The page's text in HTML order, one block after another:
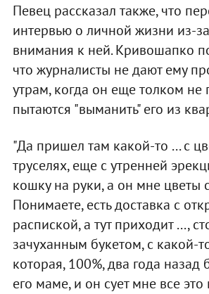
Певец рассказал также, что
интервью о личной жизни из-
внимания к ней. Кривошапко
что журналисты не дают ему
утрам, когда он еще толком не
пытаются "выманить" его из
"Да пришел там какой-то ... с
труселях, еще с утренней
кошку на руки, а он мне цветы
Понимаете, есть доставка с
распиской, а тут приходит ...,
зачуханным букетом, с какой-
которая, 100%, два года
его маме, и он сует мне все это